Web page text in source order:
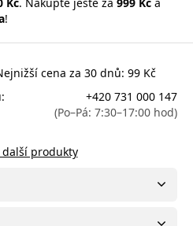
!
cena za 30 dnů: 99 Kč
+420 731 000 147
(Po–Pá: 7:30–17:00 hod)
produkty